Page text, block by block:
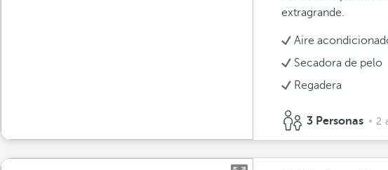
extragrande.
Aire
Secadora de pelo
Regadera
3 Personas 2